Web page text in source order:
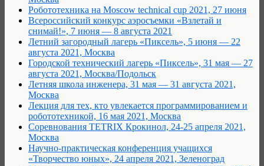
Робототехника на Moscow technical cup 2021, 27 июня
Всероссийский конкурс аэросъемки «Взлетай и
снимай!», 7 июня — 8 августа 2021
Летний загородный лагерь «Пиксель», 5 июня — 22
августа 2021, Москва
Городской технический лагерь «Пиксель», 31 мая — 27
августа 2021, Москва/Подольск
Летняя школа инженера, 31 мая — 31 августа 2021,
Москва
Лекция для тех, кто увлекается программированием и
робототехникой, 16 мая 2021, Москва
Соревнования TETRIX Крокинол, 24-25 апреля 2021,
Москва
Научно-практическая конференция учащихся
«Творчество юных», 24 апреля 2021, Зеленоград